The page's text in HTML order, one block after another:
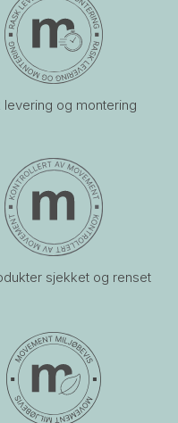
levering og montering
sjekket og renset